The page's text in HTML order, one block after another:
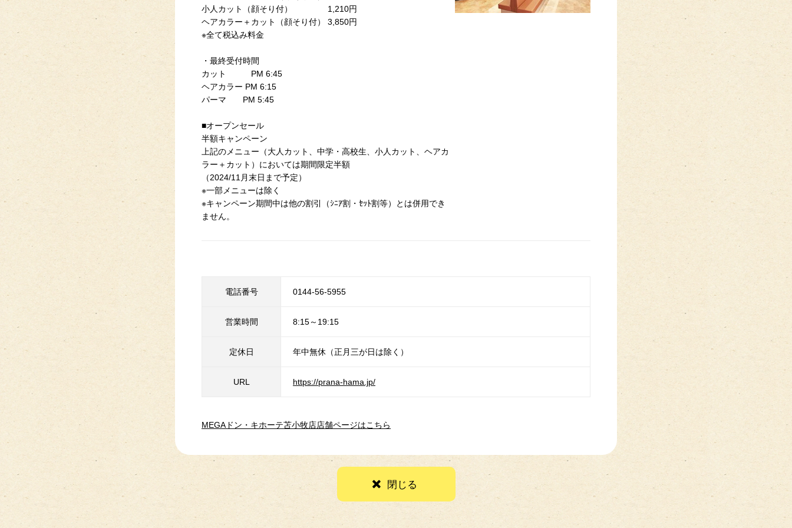
小人カット（顔そり付） 1,210円
ヘアカラー＋カット（顔そり付） 3,850円
※全て税込み料金
・最終受付時間
カット PM 6:45
ヘアカラー PM 6:15
パーマ PM 5:45
■オープンセール
半額キャンペーン
上記のメニュー（大人カット、中学・高校生、小人カット、ヘアカ
ラー＋カット）においては期間限定半額
（2024/11月末日まで予定）
※一部メニューは除く
※キャンペーン期間中は他の割引（ｼﾆｱ割・ｾｯﾄ割等）とは併用でき
ません。
電話番号 0144-56-5955
営業時間 8:15～19:15
定休日 年中無休（正月三が日は除く）
URL https://prana-hama.jp/
MEGAドン・キホーテ苫小牧店店舗ページはこちら
閉じる